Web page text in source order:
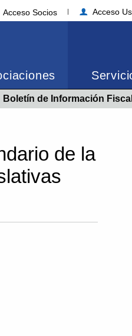
Acceso Socios Acceso
Actual:
Boletín de Información Fiscal 2/2015- Calendario de la campaña de Renta
de la